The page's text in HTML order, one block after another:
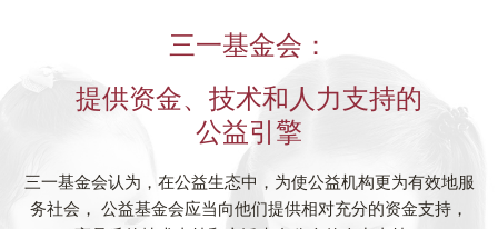
三一基金会：
提供资金、技术和人力支持的
公益引擎
三一基金会认为，在公益生态中，为使公益机构更为有效地服
务社会， 公益基金会应当向他们提供相对充分的资金支持，